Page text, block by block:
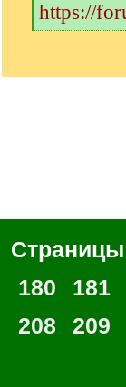
https://
[
]
180
181
208
209